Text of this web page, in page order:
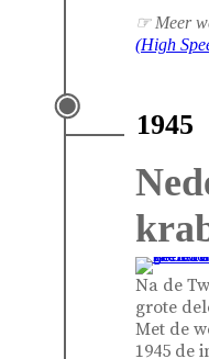
☞ Meer
(High
1945
Na de
grote
Met de
1945 de